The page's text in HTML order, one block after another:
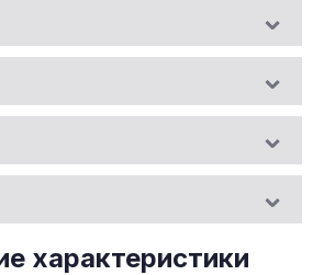
характеристики